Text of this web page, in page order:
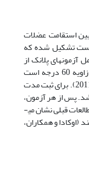
استقامت عضلات
کننده تنه استفاده شد. این پروتکل از 5 تست تشکیل شده که
پلانک از
جلو، پلانک از طرفین، سورنسن و فلکشن تنه در زاویه 60 درجه است
و همکاران، 2011). برای ثبت مدت
پس از هر آزمون،
قبلی نشان می­
(اوکادا و همکاران،